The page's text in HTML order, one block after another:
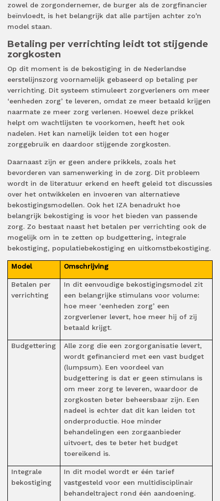
zowel de zorgondernemer, de burger als de zorgfinancier
beïnvloedt, is het belangrijk dat alle partijen achter zo'n
model staan.
Betaling per verrichting leidt tot stijgende
zorgkosten
Op dit moment is de bekostiging in de Nederlandse
eerstelijnszorg voornamelijk gebaseerd op betaling per
verrichting. Dit systeem stimuleert zorgverleners om meer
‘eenheden zorg’ te leveren, omdat ze meer betaald krijgen
naarmate ze meer zorg verlenen. Hoewel deze prikkel
helpt om wachtlijsten te voorkomen, heeft het ook
nadelen. Het kan namelijk leiden tot een hoger
zorggebruik en daardoor stijgende zorgkosten.
Daarnaast zijn er geen andere prikkels, zoals het
bevorderen van samenwerking in de zorg. Dit probleem
wordt in de literatuur erkend en heeft geleid tot discussies
over het ontwikkelen en invoeren van alternatieve
bekostigingsmodellen. Ook het IZA benadrukt hoe
belangrijk bekostiging is voor het bieden van passende
zorg. Zo bestaat naast het betalen per verrichting ook de
mogelijk om in te zetten op budgettering, integrale
bekostiging, populatiebekostiging en uitkomstbekostiging.
Model Omschrijving
Betalen per
verrichting
In dit eenvoudige bekostigingsmodel zit
een belangrijke stimulans voor volume:
hoe meer ‘eenheden zorg’ een
zorgverlener levert, hoe meer hij of zij
betaald krijgt.
Budgettering
Alle zorg die een zorgorganisatie levert,
wordt gefinancierd met een vast budget
(lumpsum). Een voordeel van
budgettering is dat er geen stimulans is
om meer zorg te leveren, waardoor de
zorgkosten beter beheersbaar zijn. Een
nadeel is echter dat dit kan leiden tot
onderproductie. Hoe minder
behandelingen een zorgaanbieder
uitvoert, des te beter het budget
toereikend is.
Integrale
bekostiging
In dit model wordt er één tarief
vastgesteld voor een multidisciplinair
behandeltraject rond één aandoening.